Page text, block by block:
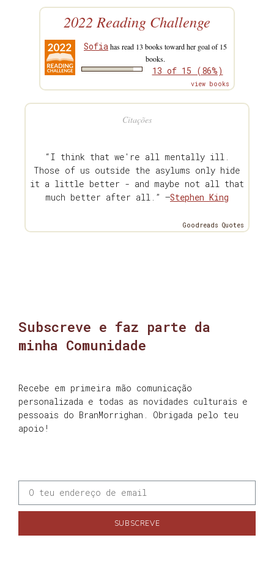
2022 Reading Challenge
Sofia has read 13 books toward her goal of 15
books.
13 of 15 (86%)
view books
Citações
“I think that we're all mentally ill.
Those of us outside the asylums only hide
it a little better - and maybe not all that
much better after all.” —Stephen King
Goodreads Quotes
Subscreve e faz parte da
minha Comunidade
Recebe em primeira mão comunicação
personalizada e todas as novidades culturais e
pessoais do BranMorrighan. Obrigada pelo teu
apoio!
SUBSCREVE